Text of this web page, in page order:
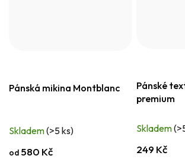
Pánská mikina Montblanc
Skladem(>5 ks)
od 580 Kč
Pánské
premium
Skladem
249 Kč